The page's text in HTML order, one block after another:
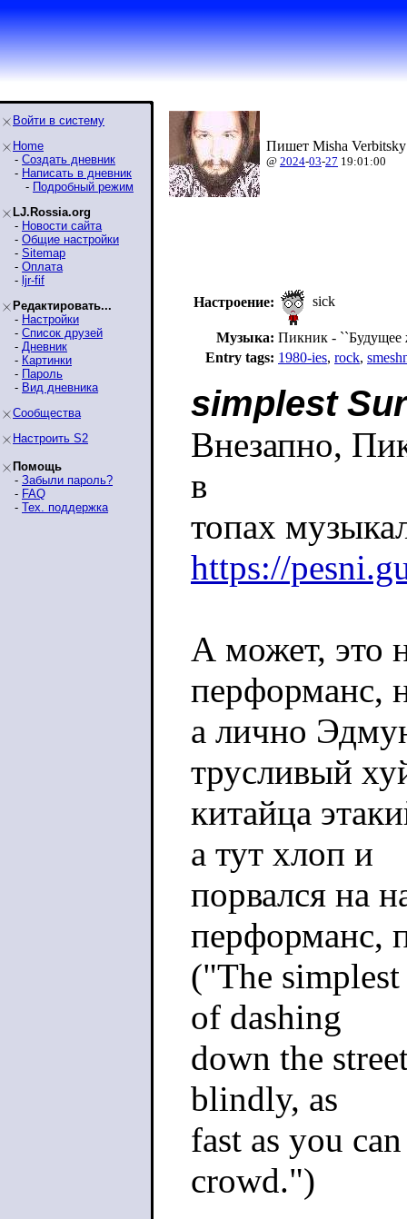
Войти в систему
Home
- Создать дневник
- Написать в дневник
- Подробный режим
LJ.Rossia.org
- Новости сайта
- Общие настройки
- Sitemap
- Оплата
- ljr-fif
Редактировать...
- Настройки
- Список друзей
- Дневник
- Картинки
- Пароль
- Вид дневника
Сообщества
Настроить S2
Помощь
- Забыли пароль?
- FAQ
- Тех. поддержка
Пишет Misha
@ 2024-03-27 19:01:00
Настроение: sick
Музыка: Пикник - ``Будущее
Entry tags: 1980-ies, rock,
simplest
Внезапно,
в
топах
https://
А может, это
перформанс,
а лично
трусливый
китайца
а тут хлоп и
порвался на
перформанс,
("The
of dashing
down the
blindly, as
fast as you
crowd.")